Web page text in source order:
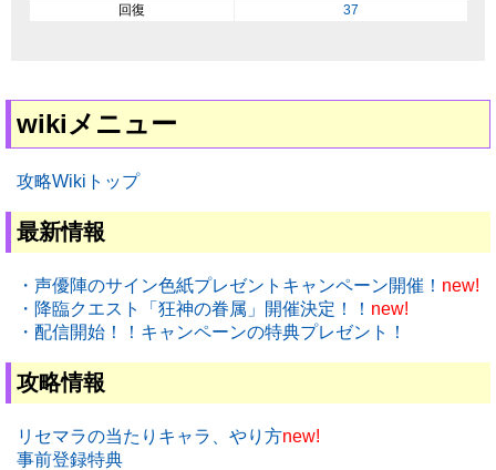
回復
37
wikiメニュー
攻略Wikiトップ
最新情報
・声優陣のサイン色紙プレゼントキャンペーン開催！ new!
・降臨クエスト「狂神の眷属」開催決定！！ new!
・配信開始！！キャンペーンの特典プレゼント！
攻略情報
リセマラの当たりキャラ、やり方new!
事前登録特典